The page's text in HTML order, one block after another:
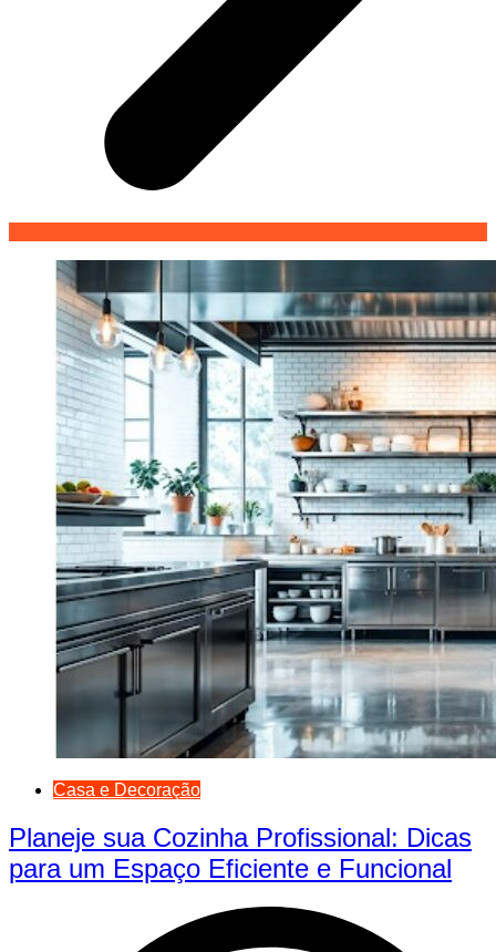
Casa e Decoração
Planeje sua Cozinha Profissional: Dicas
para um Espaço Eficiente e Funcional